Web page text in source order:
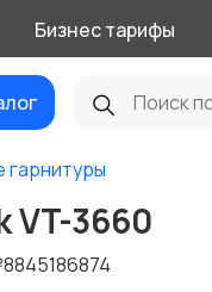
Бизнес тарифы
гарнитуры
VT-3660